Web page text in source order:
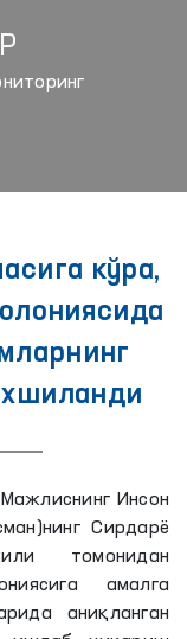
кўра,
Инсон
Сирдарё
томонидан
амалга
аниқланган